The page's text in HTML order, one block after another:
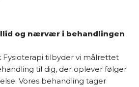
og nærvær i behandlingen
tilbyder vi målrettet
til dig, der oplever følger
Vores behandling tager